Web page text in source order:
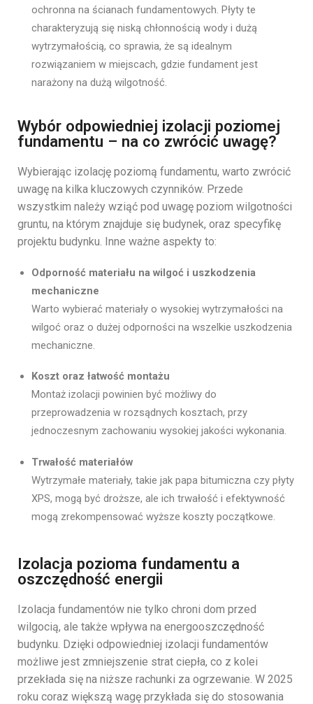
ochronna na ścianach fundamentowych. Płyty te
charakteryzują się niską chłonnością wody i dużą
wytrzymałością, co sprawia, że są idealnym
rozwiązaniem w miejscach, gdzie fundament jest
narażony na dużą wilgotność.
Wybór odpowiedniej izolacji poziomej
fundamentu – na co zwrócić uwagę?
Wybierając izolację poziomą fundamentu, warto zwrócić
uwagę na kilka kluczowych czynników. Przede
wszystkim należy wziąć pod uwagę poziom wilgotności
gruntu, na którym znajduje się budynek, oraz specyfikę
projektu budynku. Inne ważne aspekty to:
Odporność materiału na wilgoć i uszkodzenia
mechaniczne
Warto wybierać materiały o wysokiej wytrzymałości na
wilgoć oraz o dużej odporności na wszelkie uszkodzenia
mechaniczne.
Koszt oraz łatwość montażu
Montaż izolacji powinien być możliwy do
przeprowadzenia w rozsądnych kosztach, przy
jednoczesnym zachowaniu wysokiej jakości wykonania.
Trwałość materiałów
Wytrzymałe materiały, takie jak papa bitumiczna czy płyty
XPS, mogą być droższe, ale ich trwałość i efektywność
mogą zrekompensować wyższe koszty początkowe.
Izolacja pozioma fundamentu a
oszczędność energii
Izolacja fundamentów nie tylko chroni dom przed
wilgocią, ale także wpływa na energooszczędność
budynku. Dzięki odpowiedniej izolacji fundamentów
możliwe jest zmniejszenie strat ciepła, co z kolei
przekłada się na niższe rachunki za ogrzewanie. W 2025
roku coraz większą wagę przykłada się do stosowania